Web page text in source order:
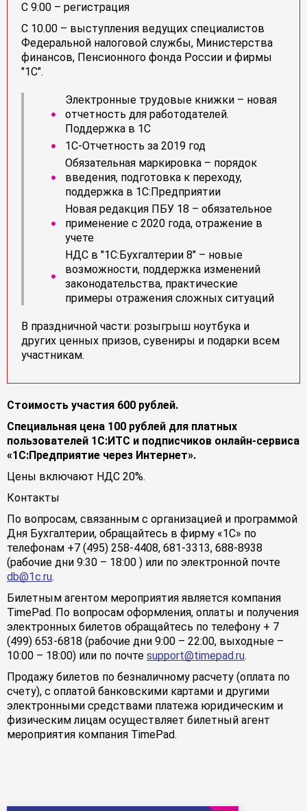
С 9:00 – регистрация
С 10.00 – выступления ведущих специалистов
Федеральной налоговой службы, Министерства
финансов, Пенсионного фонда России и фирмы
"1С".
Электронные трудовые книжки – новая
отчетность для работодателей.
Поддержка в 1С
1С-Отчетность за 2019 год
Обязательная маркировка – порядок
введения, подготовка к переходу,
поддержка в 1С:Предприятии
Новая редакция ПБУ 18 – обязательное
применение с 2020 года, отражение в
учете
НДС в "1С:Бухгалтерии 8" – новые
возможности, поддержка изменений
законодательства, практические
примеры отражения сложных ситуаций
В праздничной части: розыгрыш ноутбука и
других ценных призов, сувениры и подарки всем
участникам.
Стоимость участия 600 рублей.
Специальная цена 100 рублей для платных
пользователей 1С:ИТС и подписчиков онлайн-сервиса
«1С:Предприятие через Интернет».
Цены включают НДС 20%.
Контакты
По вопросам, связанным с организацией и программой
Дня Бухгалтерии, обращайтесь в фирму «1С» по
телефонам +7 (495) 258-4408, 681-3313, 688-8938
(рабочие дни 9:30 – 18:00 ) или по электронной почте
db@1c.ru.
Билетным агентом мероприятия является компания
TimePad. По вопросам оформления, оплаты и получения
электронных билетов обращайтесь по телефону + 7
(499) 653-6818 (рабочие дни 9:00 – 22:00, выходные –
10:00 – 18:00) или по почте support@timepad.ru.
Продажу билетов по безналичному расчету (оплата по
счету), с оплатой банковскими картами и другими
электронными средствами платежа юридическим и
физическим лицам осуществляет билетный агент
мероприятия компания TimePad.